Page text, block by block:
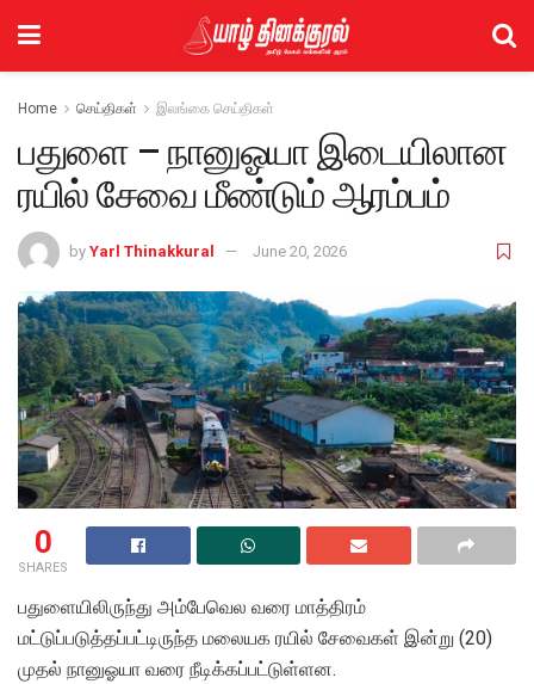
Home செய்திகள் இலங்கை செய்திகள்
பதுளை – நானுஓயா இடையிலான
ரயில் சேவை மீண்டும் ஆரம்பம்
by Yarl Thinakkural June 20, 2026
0
SHARES
பதுளையிலிருந்து அம்பேவெல வரை மாத்திரம்
மட்டுப்படுத்தப்பட்டிருந்த மலையக ரயில் சேவைகள் இன்று (20)
முதல் நானுஓயா வரை நீடிக்கப்பட்டுள்ளன.